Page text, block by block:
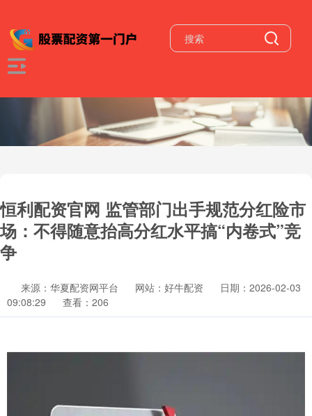
恒利配资官网 监管部门出手规范分红险市
场：不得随意抬高分红水平搞“内卷式”竞
争
来源：华夏配资网平台 网站：好牛配资
日期：2026-02-03
09:08:29
查看：206